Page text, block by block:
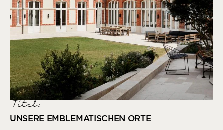
Titel:
UNSERE EMBLEMATISCHEN ORTE